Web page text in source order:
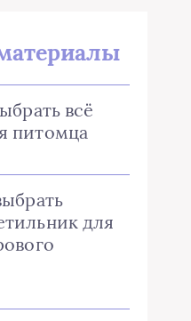
всё
питомца
для